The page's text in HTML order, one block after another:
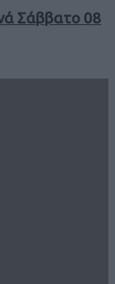
Σάββατο 08